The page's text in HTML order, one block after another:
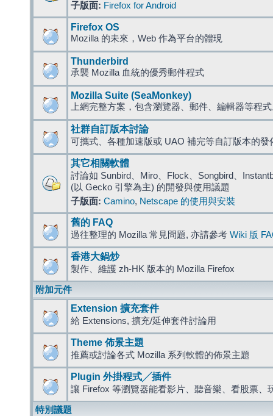
子版面: Firefox for Android
Firefox OS
Mozilla 的未來，Web 作為平台的體現
Thunderbird
承襲 Mozilla 血統的優秀郵件程式
Mozilla Suite (SeaMonkey)
上網完整方案，包含瀏覽器、郵件、編輯器等程
社群自訂版本討論
可攜式、各種加速版或 UAO 補完等自訂版本的發
其它相關軟體
討論如 Sunbird、Miro、Flock、Songbird、
(以 Gecko 引擎為主) 的開發與使用議題
子版面: Camino, Netscape 的使用與安裝
舊的 FAQ
過往整理的 Mozilla 常見問題, 亦請參考 Wiki 版
香港大鍋炒
製作、維護 zh-HK 版本的 Mozilla Firefox
附加元件
Extension 擴充套件
給 Extensions, 擴充/延伸套件討論用
Theme 佈景主題
推薦或討論各式 Mozilla 系列軟體的佈景主題
Plugin 外掛程式╱插件
讓 Firefox 等瀏覽器能看影片、聽音樂、看股票、
特別議題